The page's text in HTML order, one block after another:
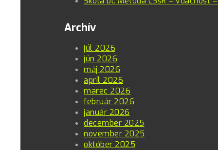
Archív
júl 2026
jún 2026
máj 2026
apríl 2026
marec 2026
február 2026
január 2026
december 2025
november 2025
október 2025